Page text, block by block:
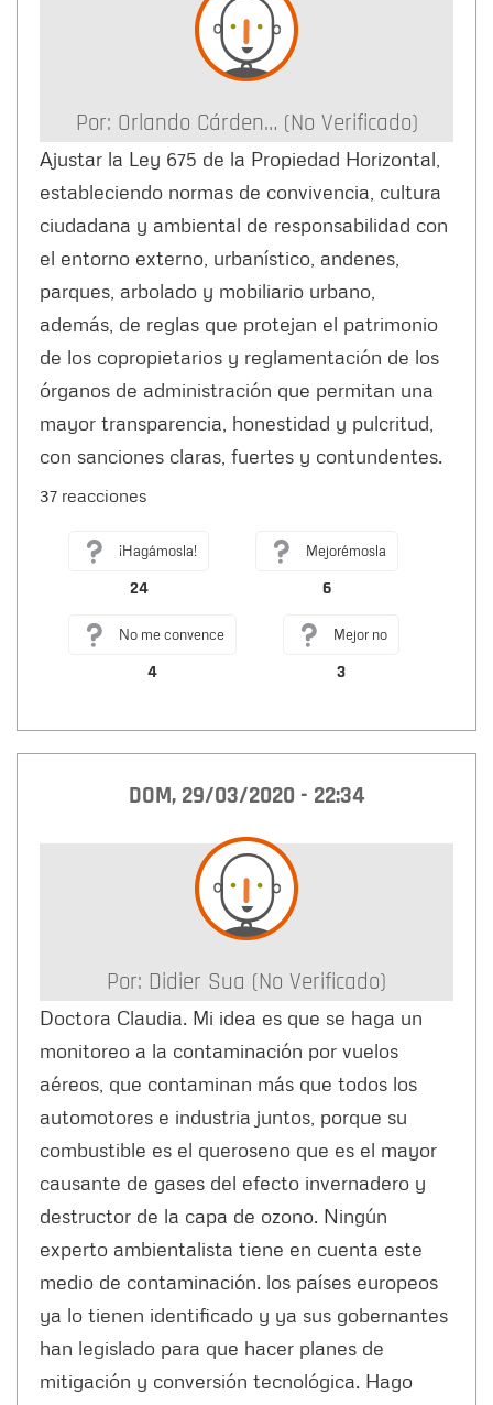
Por: Orlando Cárden… (no Verificado)
Ajustar la Ley 675 de la Propiedad Horizontal,
estableciendo normas de convivencia, cultura
ciudadana y ambiental de responsabilidad con
el entorno externo, urbanístico, andenes,
parques, arbolado y mobiliario urbano,
además, de reglas que protejan el patrimonio
de los copropietarios y reglamentación de los
órganos de administración que permitan una
mayor transparencia, honestidad y pulcritud,
con sanciones claras, fuertes y contundentes.
37 reacciones
¡Hagámosla!
24
Mejorémosla
6
No me convence
4
Mejor no
3
DOM, 29/03/2020 - 22:34
Por: Didier Sua (no Verificado)
Doctora Claudia. Mi idea es que se haga un
monitoreo a la contaminación por vuelos
aéreos, que contaminan más que todos los
automotores e industria juntos, porque su
combustible es el queroseno que es el mayor
causante de gases del efecto invernadero y
destructor de la capa de ozono. Ningún
experto ambientalista tiene en cuenta este
medio de contaminación. los países europeos
ya lo tienen identificado y ya sus gobernantes
han legislado para que hacer planes de
mitigación y conversión tecnológica. Hago